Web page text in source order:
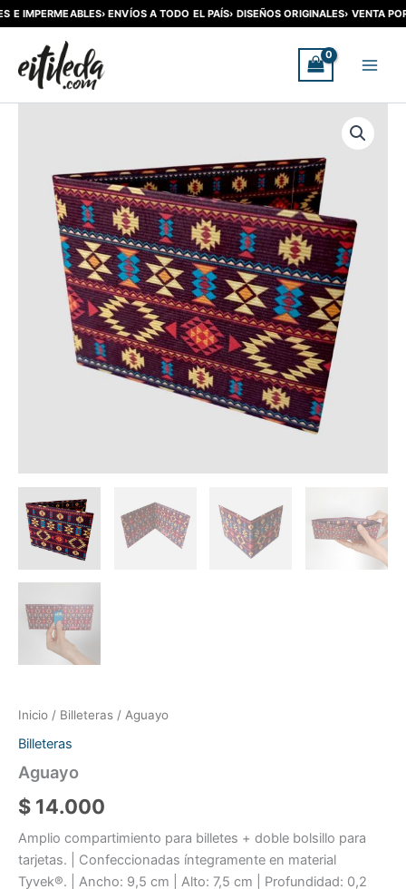
IMPERMEABLES› ENVÍOS A TODO EL PAÍS› DISEÑOS ORIGINALES› VENTA POR
contenido
Inicio / Billeteras / Aguayo
Billeteras
Aguayo
$ 14.000
Amplio compartimiento para billetes + doble bolsillo para
tarjetas. | Confeccionadas íntegramente en material
Tyvek®. | Ancho: 9,5 cm | Alto: 7,5 cm | Profundidad: 0,2